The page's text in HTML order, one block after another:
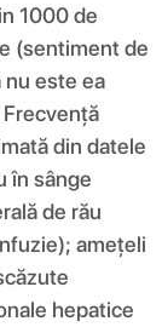
1000 de
(sentiment de
nu este ea
din datele
în sânge
de rău
amețeli
hepatice